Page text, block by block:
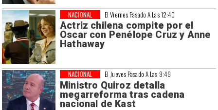
El Viernes Pasado A Las 12:40
Actriz chilena compite por el
Oscar con Penélope Cruz y Anne
Hathaway
NACIONAL
El Jueves Pasado A Las 9:49
Ministro Quiroz detalla
megarreforma tras cadena
nacional de Kast
NACIONAL